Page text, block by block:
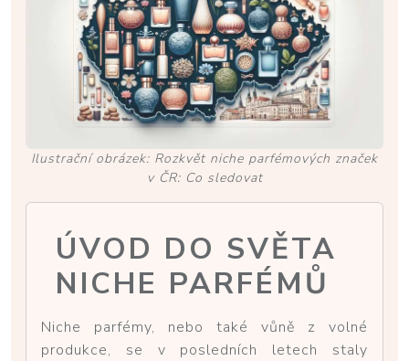
Ilustrační obrázek: Rozkvět niche parfémových značek
v ČR: Co sledovat
ÚVOD DO SVĚTA
NICHE PARFÉMŮ
Niche parfémy, nebo také vůně z volné
produkce, se v posledních letech staly